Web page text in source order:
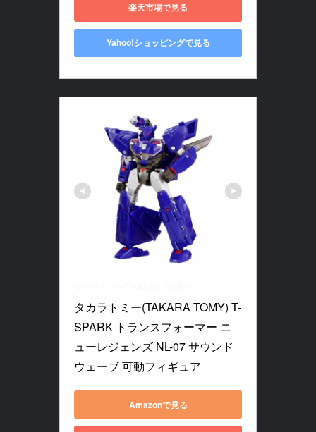
楽天市場で見る
Yahoo!ショッピングで見る
タカラトミー(TAKARA TOMY) T-
SPARK トランスフォーマー ニ
ューレジェンズ NL-07 サウンド
ウェーブ 可動フィギュア
Amazonで見る